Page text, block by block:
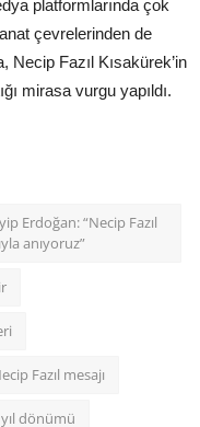
platformlarında çok
çevrelerinden de
Necip Fazıl Kısakürek’in
mirasa vurgu yapıldı.
Erdoğan: “Necip Fazıl
anıyoruz”
Fazıl mesajı
dönümü